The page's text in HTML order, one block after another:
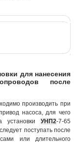
для нанесения
после
производить при
насоса, для чего
установки УНП2-7-65
поступать после
или длительного